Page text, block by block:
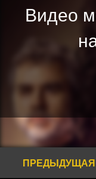
Видео
ПРЕДЫДУЩАЯ